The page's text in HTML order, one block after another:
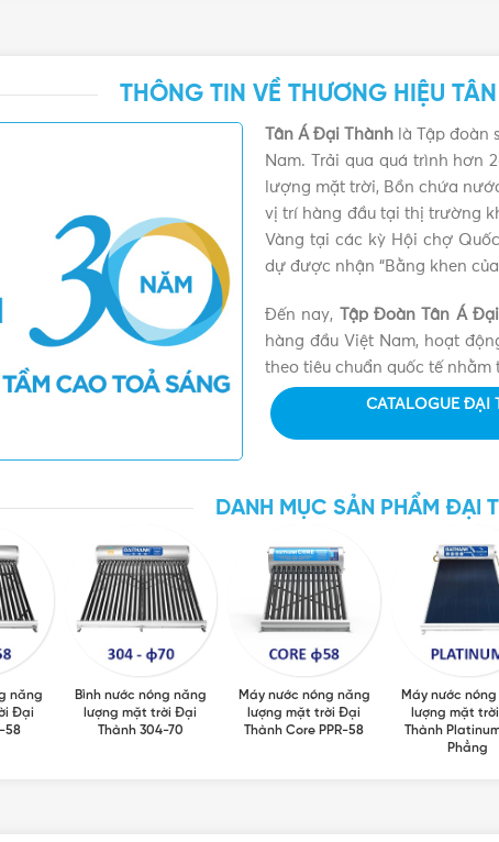
THÔNG TIN VỀ THƯƠNG HIỆU
Tân Á Đại Thành là Tập
Nam. Trải qua quá trình hơn
lượng mặt trời, Bồn chứa
vị trí hàng đầu tại thị trường
Vàng tại các kỳ Hội chợ
dự được nhận “Bằng khen
Đến nay, Tập Đoàn Tân Á
hàng đầu Việt Nam, hoạt
theo tiêu chuẩn quốc tế
CATALOGUE ĐẠI
DANH MỤC SẢN PHẨM ĐẠI
năng
Đại
58
Bình nước nóng năng
lượng mặt trời Đại
Thành 304-70
Máy nước nóng năng
lượng mặt trời Đại
Thành Core PPR-58
Máy nước
lượng mặt
Thành
Phẳng